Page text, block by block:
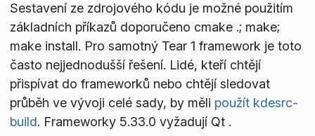
Sestavení ze zdrojového kódu je možné použitím
základních příkazů doporučeno cmake .; make;
make install. Pro samotný Tear 1 framework je toto
často nejjednodušší řešení. Lidé, kteří chtějí
přispívat do frameworků nebo chtějí sledovat
průběh ve vývoji celé sady, by měli použít kdesrc-
build. Frameworky 5.33.0 vyžadují Qt .